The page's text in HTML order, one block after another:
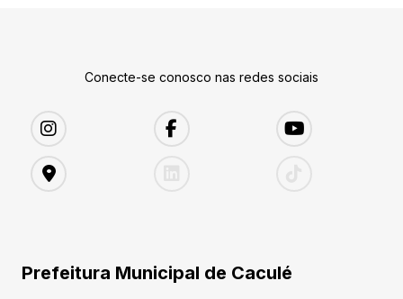
Conecte-se conosco nas redes sociais
Prefeitura Municipal de Caculé